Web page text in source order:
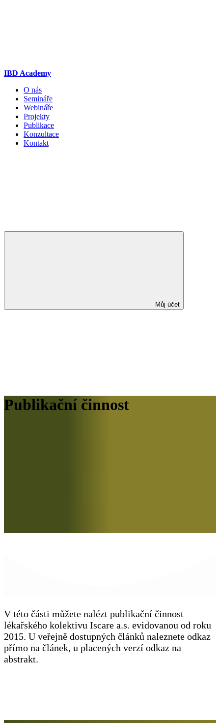
IBD Academy
O nás
Semináře
Webináře
Projekty
Publikace
Konzultace
Kontakt
Můj účet
Publikační činnost
V této části můžete nalézt publikační činnost
lékařského kolektivu Iscare a.s. evidovanou od roku
2015. U veřejně dostupných článků naleznete odkaz
přímo na článek, u placených verzí odkaz na
abstrakt.